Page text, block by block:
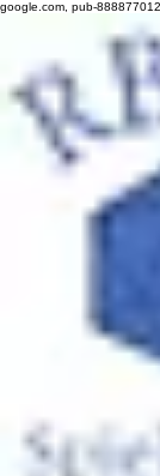
google.com, pub-